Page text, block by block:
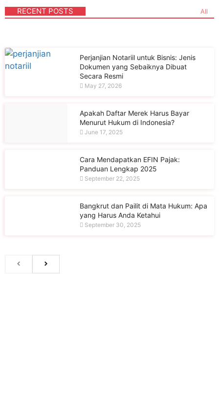
RECENT POSTS All
Perjanjian Notariil untuk Bisnis: Jenis
Dokumen yang Sebaiknya Dibuat
Secara Resmi
May 27, 2026
Apakah Daftar Merek Harus Bayar
Menurut Hukum di Indonesia?
June 17, 2025
Cara Mendapatkan EFIN Pajak:
Panduan Lengkap 2025
September 22, 2025
Bangkrut dan Pailit di Mata Hukum: Apa
yang Harus Anda Ketahui
September 30, 2025